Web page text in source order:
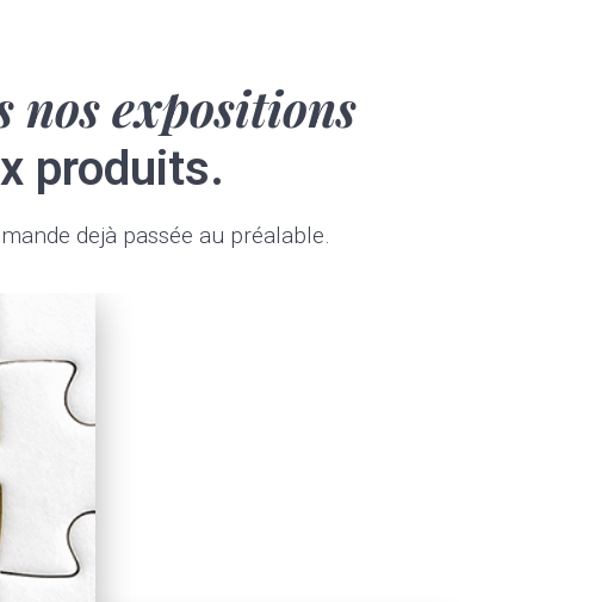
nos expositions
produits.
dejà passée au préalable.